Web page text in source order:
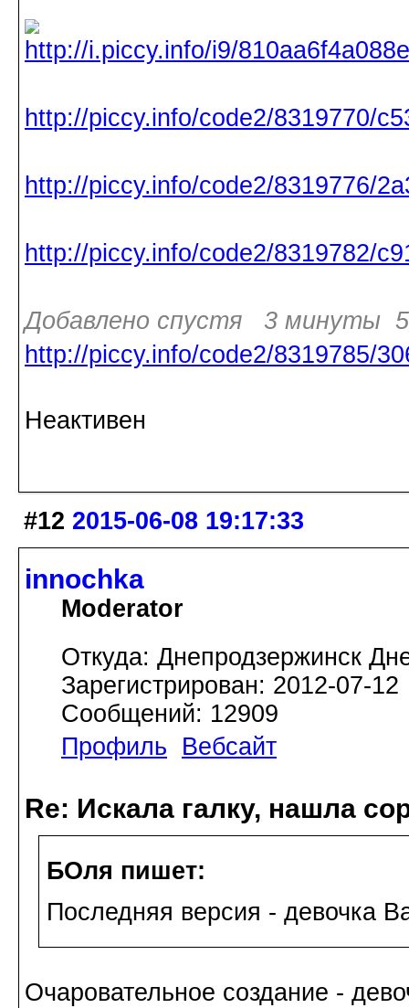
http://piccy.info/code2/8319770/
http://piccy.info/code2/8319776/
http://piccy.info/code2/8319782/
Добавлено спустя 3 минуты 5
http://piccy.info/code2/8319785/
Неактивен
#12 2015-06-08 19:17:33
innochka
Moderator
Откуда: Днепродзержинск
Зарегистрирован: 2012-07-12
Сообщений: 12909
Профиль
Вебсайт
Re: Искала галку, нашла
БОля пишет:
Последняя версия - девочка
Очаровательное создание -